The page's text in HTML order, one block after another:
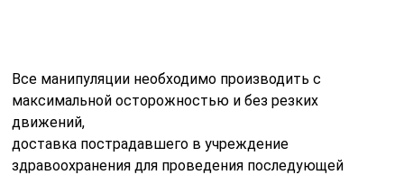
Все манипуляции необходимо производить с
максимальной осторожностью и без резких
движений,
доставка пострадавшего в учреждение
здравоохранения для проведения последующей